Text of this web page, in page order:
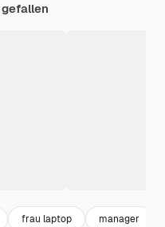
frau laptop manager